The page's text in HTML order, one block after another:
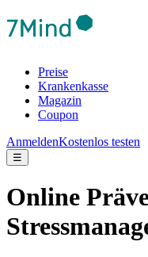
Preise
Krankenkasse
Magazin
Coupon
AnmeldenKostenlos testen
☰
Online